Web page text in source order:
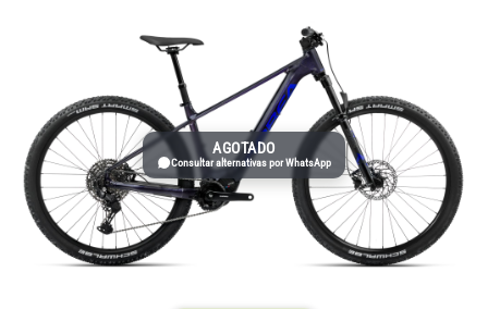
AGOTADO
Consultar alternativas por WhatsApp